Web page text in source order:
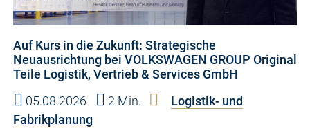
Auf Kurs in die Zukunft: Strategische
Neuausrichtung bei VOLKSWAGEN GROUP Original
Teile Logistik, Vertrieb & Services GmbH
05.08.2026
2 Min.
Logistik- und
Fabrikplanung